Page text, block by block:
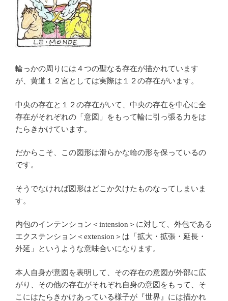
輪っかの周りには４つの聖なる存在が描かれています
が、黄道１２宮としては実際は１２の存在がいます。
中央の存在と１２の存在がいて、中央の存在を中心に全
存在がそれぞれの「意図」をもって輪に引っ張る力をは
たらきかけています。
だからこそ、この図形は滑らかな輪の形を保っているの
です。
そうでなければ図形はどこか欠けたものなってしまいま
す。
内包のインテンション＜intension＞に対して、外包である
エクステンション＜extension＞は「拡大・拡張・延長・
外延」というような意味合いになります。
本人自身が意図を表明して、その存在の意図が外部に広
がり、その他の存在がそれぞれ自身の意図をもって、そ
こにはたらきかけあっている様子が『世界』には描かれ